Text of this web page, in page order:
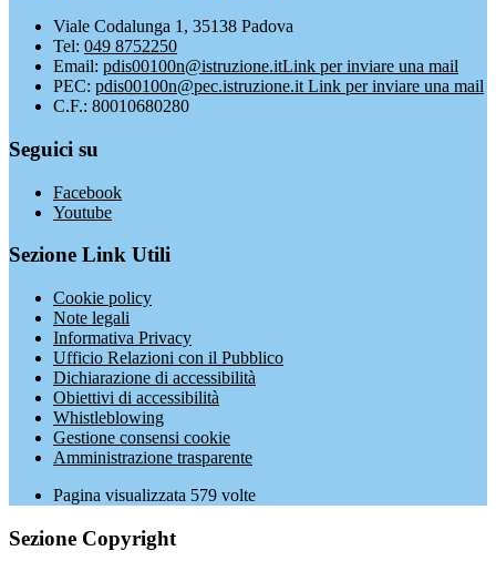
Viale Codalunga 1, 35138 Padova
Tel: 049 8752250
Email: pdis00100n@istruzione.itLink per inviare una mail
PEC: pdis00100n@pec.istruzione.it Link per inviare una mail
C.F.: 80010680280
Seguici su
Facebook
Youtube
Sezione Link Utili
Cookie policy
Note legali
Informativa Privacy
Ufficio Relazioni con il Pubblico
Dichiarazione di accessibilità
Obiettivi di accessibilità
Whistleblowing
Gestione consensi cookie
Amministrazione trasparente
Pagina visualizzata 579 volte
Sezione Copyright